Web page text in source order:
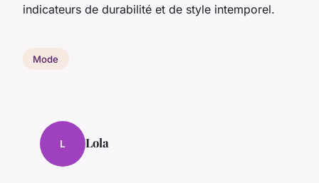
indicateurs de durabilité et de style intemporel.
Mode
L Lola